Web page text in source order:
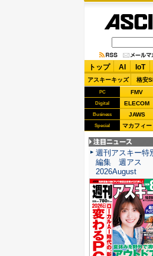
トップ AI IoT
アスキーキッズ 格安
PC FMV
Digital ELECOM
Business JAWS
Special マカフィー
注目ニュース
週刊アスキー特
編集 週アス
2026August